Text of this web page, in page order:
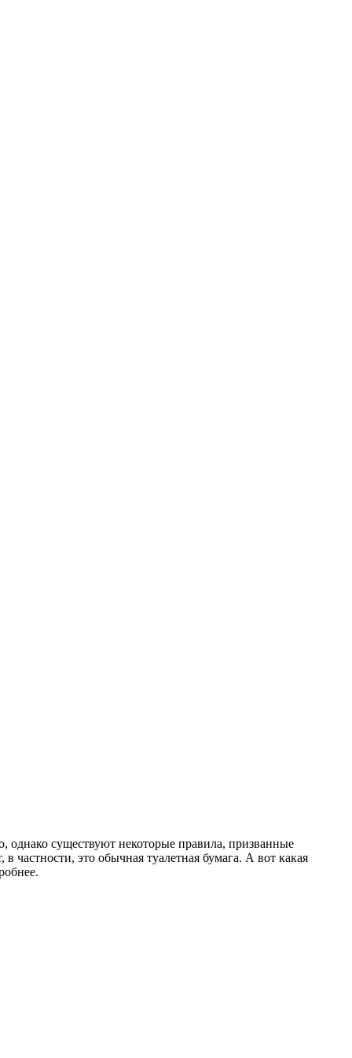
однако существуют некоторые правила, призванные
частности, это обычная туалетная бумага. А вот какая